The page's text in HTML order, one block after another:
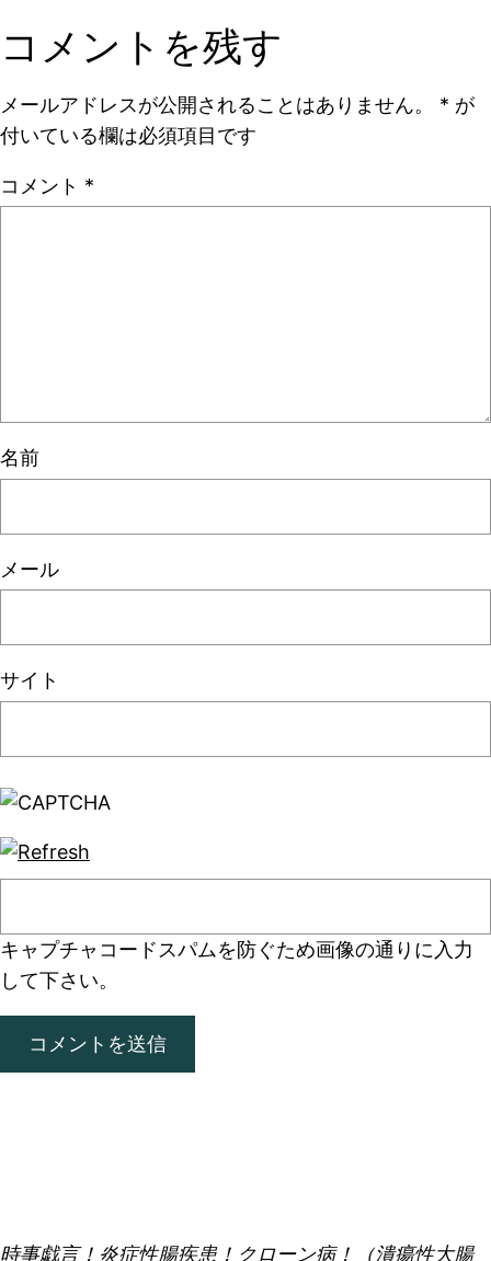
コメントを残す
メールアドレスが公開されることはありません。 * が
付いている欄は必須項目です
コメント *
名前
メール
サイト
キャプチャコード スパムを防ぐため画像の通りに入力
して下さい。
時事戯言！炎症性腸疾患！クローン病！（潰瘍性大腸